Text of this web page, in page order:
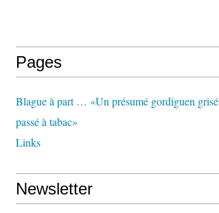
Pages
Blague à part … «Un présumé gordiguen grisé
passé à tabac»
Links
Newsletter